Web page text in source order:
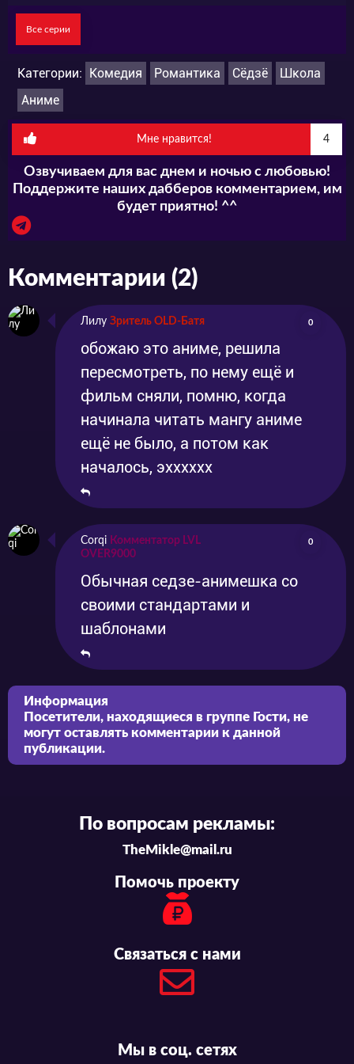
новоиспечённой Каштанке ничего не
остаётся, кроме как согласиться на
смехотворное требование. Так рождаются
отношения Волчицы и Чёрного принца,
довольно разных персонажей, которые по
странному стечению обстоятельств стали
«парой».
Все серии
Категории: Комедия Романтика Сёдзё
Школа
Аниме
Мне нравится! 4
Озвучиваем для вас днем и ночью с любовью!
Поддержите наших дабберов комментарием, им
будет приятно! ^^
Комментарии (2)
Лилу Зритель OLD-Батя 0
обожаю это аниме, решила
пересмотреть, по нему ещё и
фильм сняли, помню, когда
начинала читать мангу аниме
ещё не было, а потом как
началось, эхххххх
Corqi Комментатор LVL
OVER9000
0
Обычная седзе-анимешка со
своими стандартами и
шаблонами
Информация
Посетители, находящиеся в группе Гости, не
могут оставлять комментарии к данной
публикации.
По вопросам рекламы:
TheMikle@mail.ru
Помочь проекту
Связаться с нами
Мы в соц. сетях